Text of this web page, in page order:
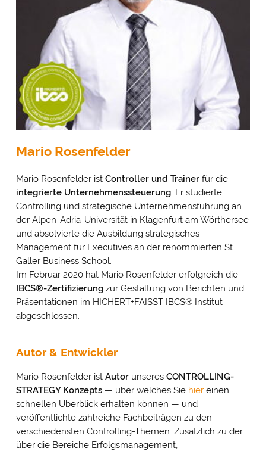
Mario Rosenfelder
Mario Rosenfelder ist Controller und Trainerfür die
integrierte Unternehmenssteuerung. Er studierte
Controlling und strategische Unternehmensführung an
der Alpen-Adria-Universität in Klagenfurt am Wörthersee
und absolvierte die Ausbildung strategisches
Management für Executives an der renommierten St.
Galler Business School.
Im Februar 2020 hat Mario Rosenfelder erfolgreich die
IBCS®-Zertifizierungzur Gestaltung von Berichten und
Präsentationen im HICHERT+FAISST IBCS® Institut
abgeschlossen.
Autor & Entwickler
Mario Rosenfelder ist Autorunseres CONTROLLING-
STRATEGY Konzepts — über welches Sie hiereinen
schnellen Überblick erhalten können — und
veröffentlichte zahlreiche Fachbeiträgen zu den
verschiedensten Controlling-Themen. Zusätzlich zu der
über die Bereiche Erfolgsmanagement,